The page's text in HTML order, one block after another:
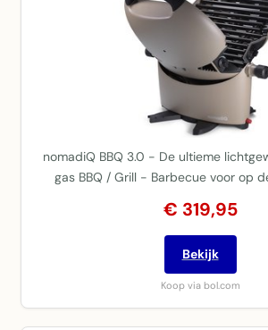
nomadiQ BBQ 3.0 - De ultieme
gas BBQ / Grill - Barbecue voor op
€ 319,95
Bekijk
Koop via bol.com